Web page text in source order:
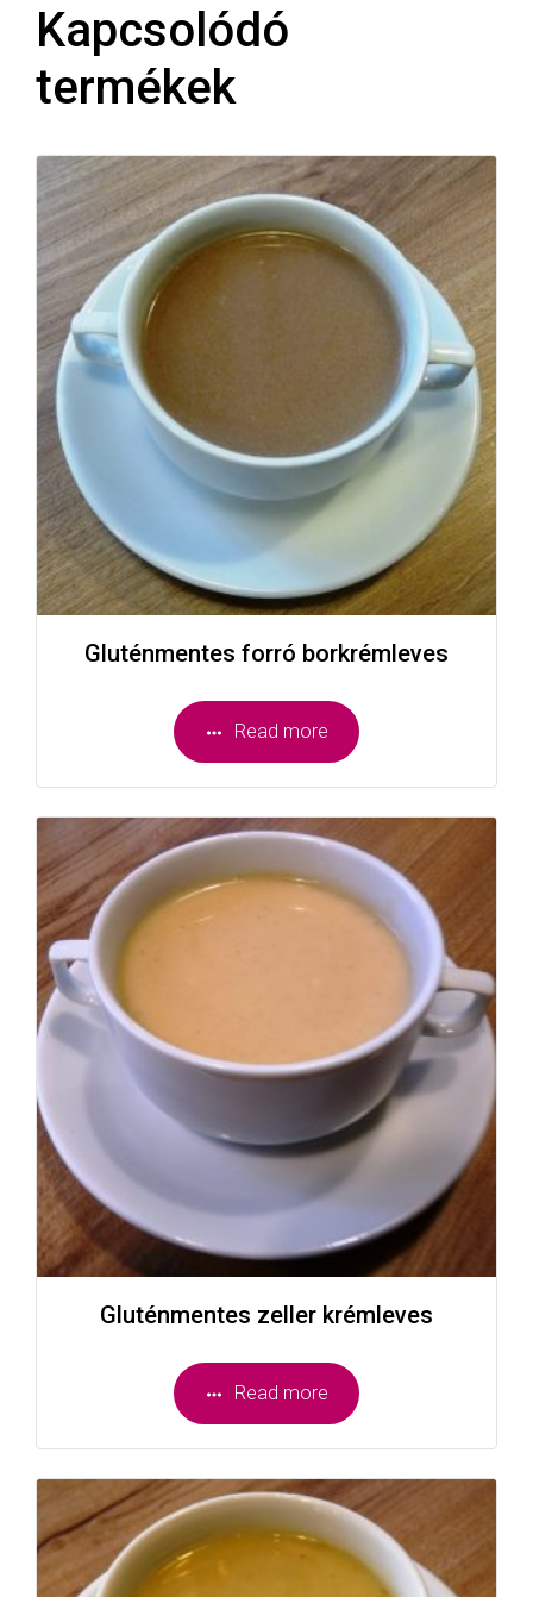
Kapcsolódó
termékek
Gluténmentes forró borkrémleves
Read more
Gluténmentes zeller krémleves
Read more